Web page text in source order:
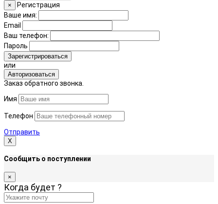
×
Регистрация
Ваше имя:
Email
Ваш телефон:
Пароль
Зарегистрироваться
или
Авторизоваться
Заказ обратного звонка.
Имя
Телефон
Отправить
Х
Сообщить о поступлении
×
Когда будет ?